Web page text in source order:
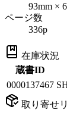
93mm ×
ページ数
336p
在庫状況
蔵書ID
0000137467
取り寄せ